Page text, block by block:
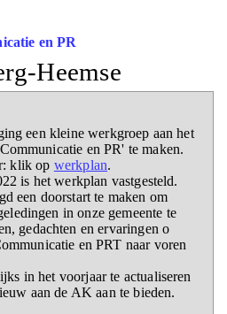
en PR
Heemse
een kleine werkgroep aan het
en PR' te maken.
klik op werkplan.
is het werkplan vastgesteld.
een doorstart te maken om
in onze gemeente te
gedachten en ervaringen o
en PRT naar voren
in het voorjaar te actualiseren
aan de AK aan te bieden.